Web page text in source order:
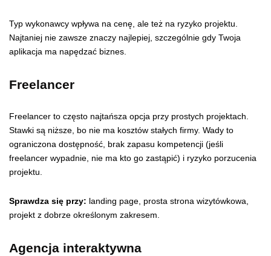
Typ wykonawcy wpływa na cenę, ale też na ryzyko projektu.
Najtaniej nie zawsze znaczy najlepiej, szczególnie gdy Twoja
aplikacja ma napędzać biznes.
Freelancer
Freelancer to często najtańsza opcja przy prostych projektach.
Stawki są niższe, bo nie ma kosztów stałych firmy. Wady to
ograniczona dostępność, brak zapasu kompetencji (jeśli
freelancer wypadnie, nie ma kto go zastąpić) i ryzyko porzucenia
projektu.
Sprawdza się przy: landing page, prosta strona wizytówkowa,
projekt z dobrze określonym zakresem.
Agencja interaktywna